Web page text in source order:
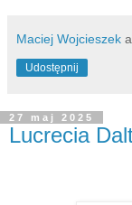
Maciej Wojcieszek
Udostępnij
27 maj 2025
Lucrecia